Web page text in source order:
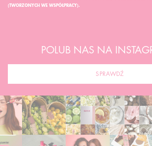
(TWORZONYCH WE WSPÓŁPRACY).
POLUB NAS NA
SPRAWDŹ